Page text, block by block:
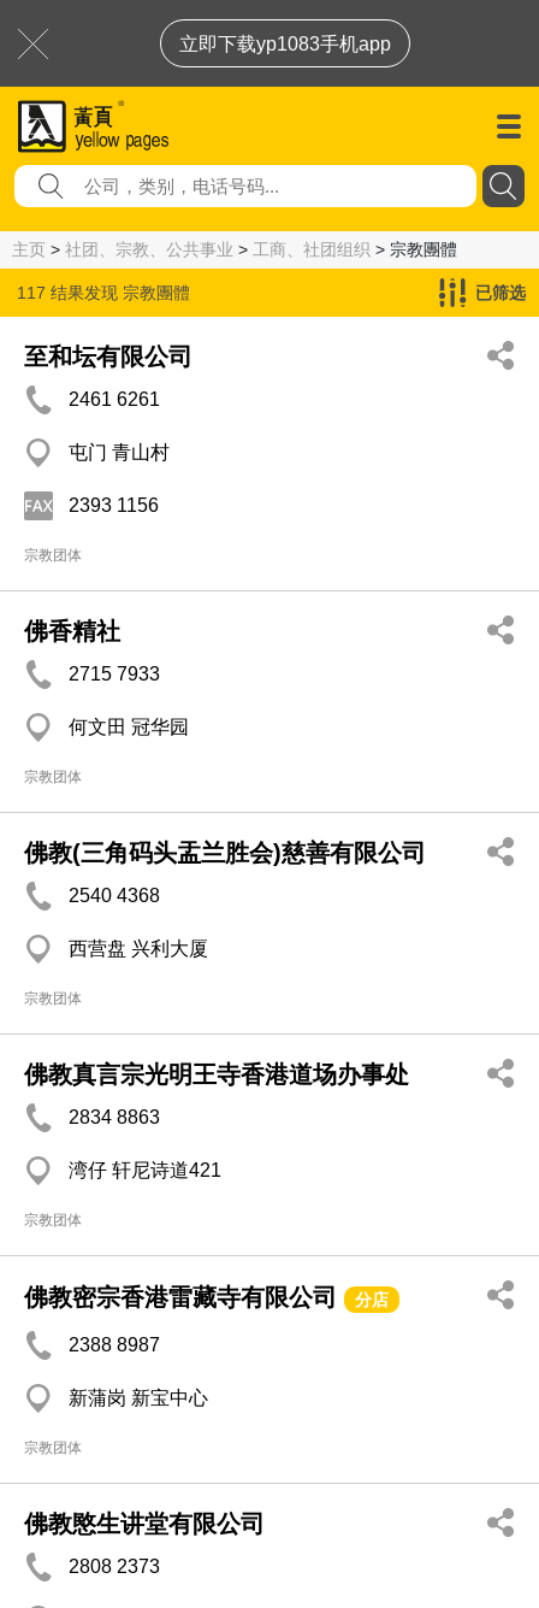
立即下载yp1083手机app
主页 > 社团、宗教、公共事业 > 工商、社团组织 > 宗教團體
117 结果发现 宗教團體 已筛选
至和坛有限公司
2461 6261
屯门 青山村
2393 1156
宗教团体
佛香精社
2715 7933
何文田 冠华园
宗教团体
佛教(三角码头盂兰胜会)慈善有限公司
2540 4368
西营盘 兴利大厦
宗教团体
佛教真言宗光明王寺香港道场办事处
2834 8863
湾仔 轩尼诗道421
宗教团体
佛教密宗香港雷藏寺有限公司 分店
2388 8987
新蒲岗 新宝中心
宗教团体
佛教愍生讲堂有限公司
2808 2373